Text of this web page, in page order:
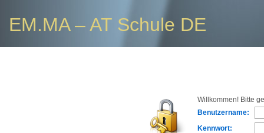
EM.MA – AT Schule DE
Willkommen! Bitte
Benutzername:
Kennwort: